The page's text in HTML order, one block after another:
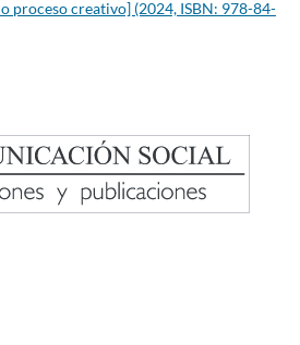
proceso creativo] (2024, ISBN: 978-84-